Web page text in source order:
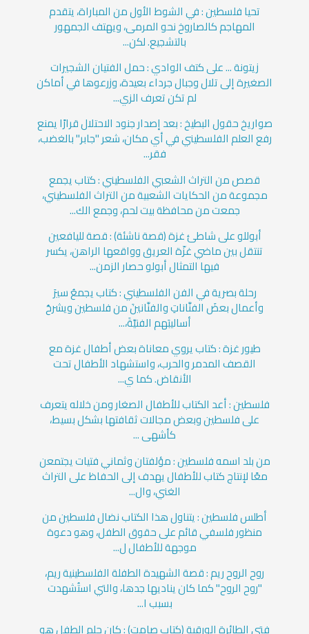
تحيا فلسطين : في الشوط الأول من المباراة، يتقدم
المهاجم كالصاروخ نحو المرمى، ويهتف الجمهور
بالتشجيع. لكن...
زيتونة ... على كتف الوادي : حمل الفتيان الشجيرات
الصغيرة إلى تلال وجبال جرداء بعيدة، وزرعوها في أماكن
لم تكن تعرف الزي...
صواريخ حقول البطيخ : بعد إصدار جنود الاحتلال قرارًا يمنع
رفع العلم الفلسطيني في أي مكان، شعر "جابر" بالغضب،
فقر...
قصص من التراث الشعبي الفلسطيني : كتاب يجمع
مجموعة من الحكايات الشعبية من التراث الفلسطيني،
جمعت من محافظة بيت لحم، وجمع الك...
أبوللو على شاطئ غزة (قصة ناشئة) : قصة لليافعين
تنتقل بين ماضي غزّة العريق وواقعها الراهن، يكسر
فيها التمثال أبولو حصار الزمن...
رحلة بصرية في الفن الفلسطيني : كتاب يجمعُ سيرَ
وأعمال بعضَ الفنَّاناتِ والفنَّانينَ من فلسطين ويشرحُ
أساليبَهم الفنيَّةَ،...
طيور غزة : كتاب يروي معاناة بعض أطفال غزة مع
القصف المدمر والحرب، واستشهاد الأطفال تحت
الأنقاض. كما ي...
فلسطين : أعد الكتاب للأطفال الصغار ومن خلاله يتعرف
على فلسطين وبعض مجالات ثقافتها بشكل بسيط،
كأشهى ...
من بلد اسمه فلسطين : مؤلفتان وثماني فتيات يجتمعن
معًا لإنتاج كتاب للأطفال يهدف إلى الحفاظ على التراث
الغني، وال...
أطلس فلسطين : يتناول هذا الكتاب نضال فلسطين من
منظور فلسفي قائم على حقوق الطفل، وهو دعوة
موجهة للأطفال ل...
روح الروح ريم : قصة الشهيدة الطفلة الفلسطينية ريم،
"روح الروح" كما كان يناديها جدها، والتي استُشهدت
بسبب ا...
فتى الطائرة الورقية (كتاب صامت) : كان حلم الطفل هو